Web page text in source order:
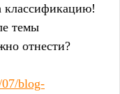
классификацию!
темы
отнести?
blog-